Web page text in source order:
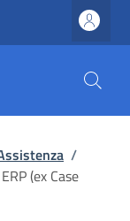
/
(ex Case